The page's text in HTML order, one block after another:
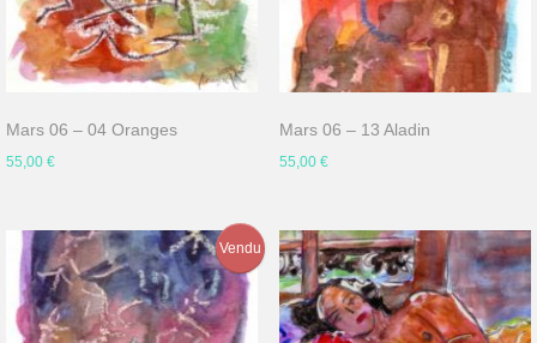
Mars 06 – 04 Oranges
55,00 €
Mars 06 – 13 Aladin
55,00 €
Vendu